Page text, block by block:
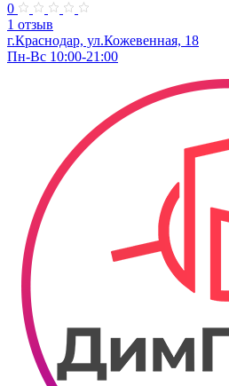
0
1 отзыв
г.Краснодар, ул.Кожевенная, 18
Пн-Вс 10:00-21:00